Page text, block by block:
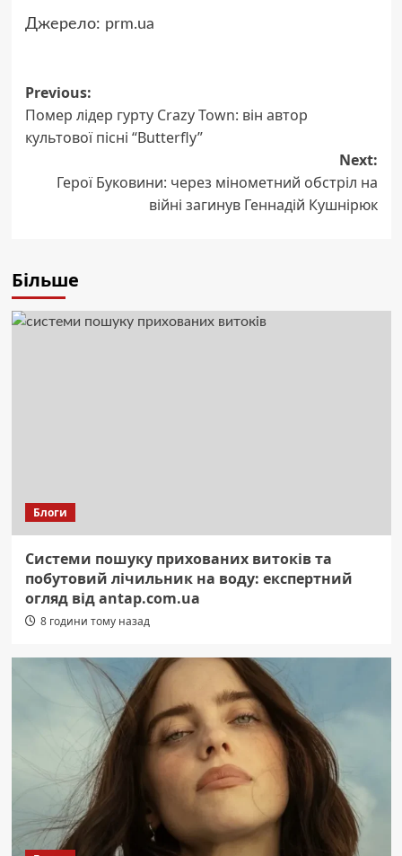
Джерело: prm.ua
Post
navigation
Previous:
Помер лідер гурту Crazy Town: він автор
культової пісні “Butterfly”
Next:
Герої Буковини: через мінометний обстріл на
війні загинув Геннадій Кушнірюк
Більше
Блоги
Системи пошуку прихованих витоків та
побутовий лічильник на воду: експертний
огляд від antap.com.ua
8 години тому назад